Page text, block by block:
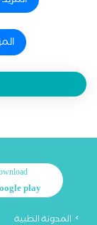
play
المدونة الطبية